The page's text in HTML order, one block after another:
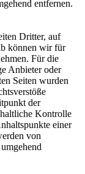
entfernen.
Dritter, auf
können wir für
Für die
Anbieter oder
Seiten wurden
der
Kontrolle
einer
von